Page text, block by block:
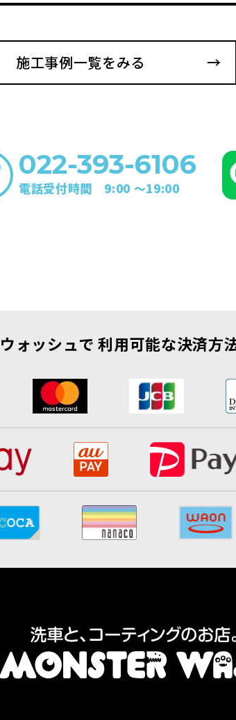
施工事例一覧をみる
022-393-6106
電話受付時間 9:00 〜19:00
ォッシュで 利用可能な決済方